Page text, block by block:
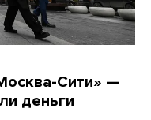
Сити» —
деньги